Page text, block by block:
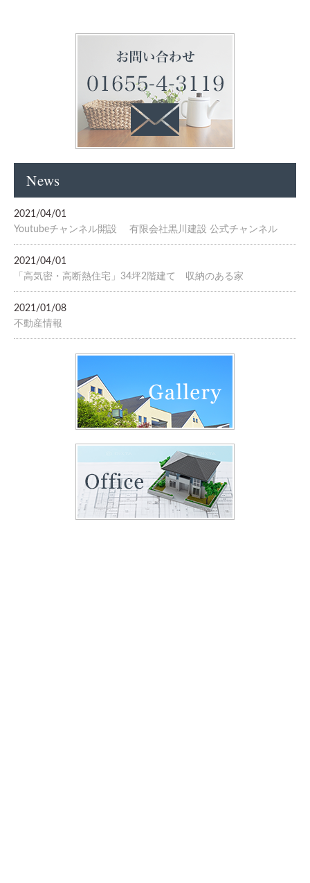
News
2021/04/01
Youtubeチャンネル開設 有限会社黒川建設 公式チャンネル
2021/04/01
「高気密・高断熱住宅」34坪2階建て 収納のある家
2021/01/08
不動産情報